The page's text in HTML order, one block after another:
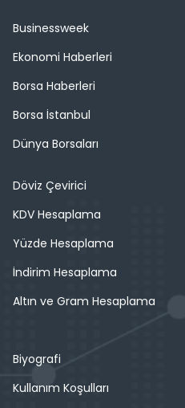
Businessweek
Ekonomi Haberleri
Borsa Haberleri
Borsa İstanbul
Dünya Borsaları
Döviz Çevirici
KDV Hesaplama
Yüzde Hesaplama
İndirim Hesaplama
Altın ve Gram Hesaplama
Biyografi
Kullanım Koşulları